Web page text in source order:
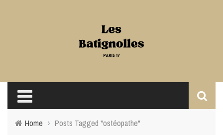
Home › Posts Tagged "ostéopathe"